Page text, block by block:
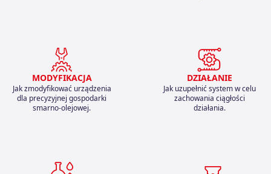
MODYFIKACJA
Jak zmodyfikować urządzenia
dla precyzyjnej gospodarki
smarno-olejowej.
DZIAŁANIE
Jak uzupełnić system w celu
zachowania ciągłości
działania.